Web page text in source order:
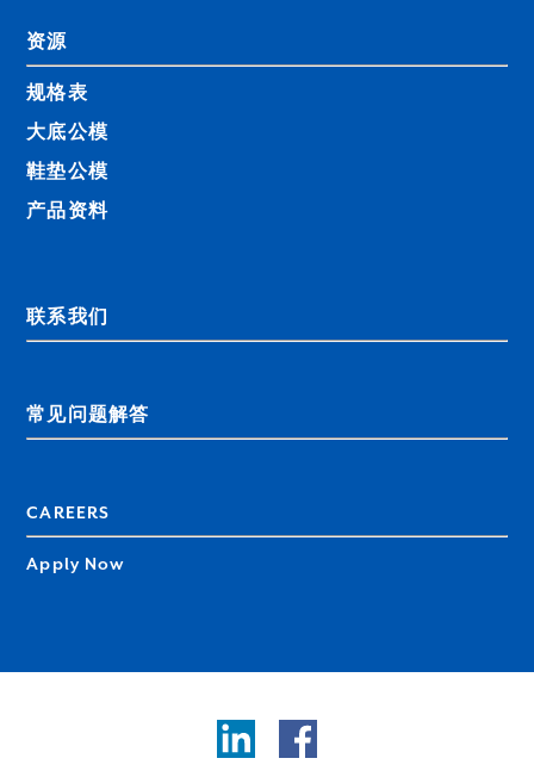
资源
规格表
大底公模
鞋垫公模
产品资料
联系我们
常见问题解答
CAREERS
Apply Now